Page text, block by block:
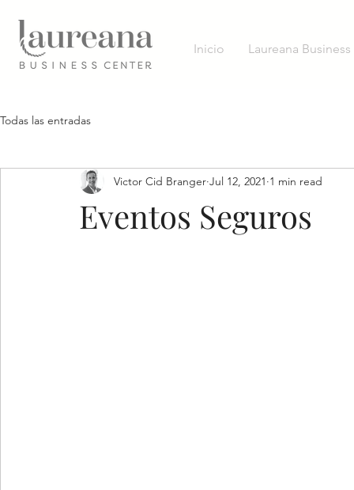
Inicio Laureana
Todas las entradas
Eventos Seguros
Victor Cid Branger Jul 12, 2021 1 min read